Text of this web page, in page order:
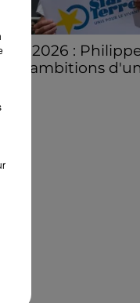
2026 :
les ambitions
semaines de la
Stars'Terre,